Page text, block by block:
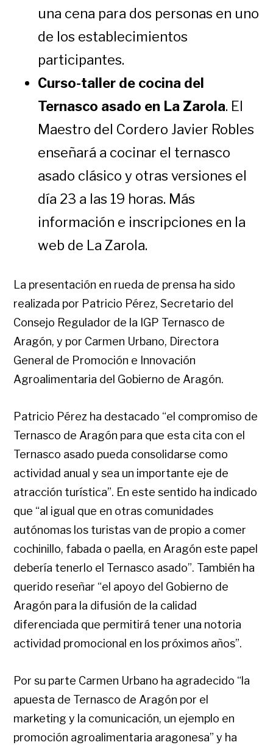
una cena para dos personas en uno
de los establecimientos
participantes.
Curso-taller de cocina del
Ternasco asado en La Zarola. El
Maestro del Cordero Javier Robles
enseñará a cocinar el ternasco
asado clásico y otras versiones el
día 23 a las 19 horas. Más
información e inscripciones en la
web de La Zarola.
La presentación en rueda de prensa ha sido
realizada por Patricio Pérez, Secretario del
Consejo Regulador de la IGP Ternasco de
Aragón, y por Carmen Urbano, Directora
General de Promoción e Innovación
Agroalimentaria del Gobierno de Aragón.
Patricio Pérez ha destacado “el compromiso de
Ternasco de Aragón para que esta cita con el
Ternasco asado pueda consolidarse como
actividad anual y sea un importante eje de
atracción turística”. En este sentido ha indicado
que “al igual que en otras comunidades
autónomas los turistas van de propio a comer
cochinillo, fabada o paella, en Aragón este papel
debería tenerlo el Ternasco asado”. También ha
querido reseñar “el apoyo del Gobierno de
Aragón para la difusión de la calidad
diferenciada que permitirá tener una notoria
actividad promocional en los próximos años”.
Por su parte Carmen Urbano ha agradecido “la
apuesta de Ternasco de Aragón por el
marketing y la comunicación, un ejemplo en
promoción agroalimentaria aragonesa” y ha